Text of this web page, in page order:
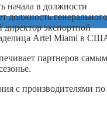
начала в должности
должность генерального
экспортной
Artel Miami в
партнеров
с производителями по